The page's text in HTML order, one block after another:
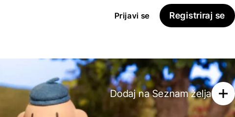
Prijavi se Registriraj se
Dodaj naSeznam želja